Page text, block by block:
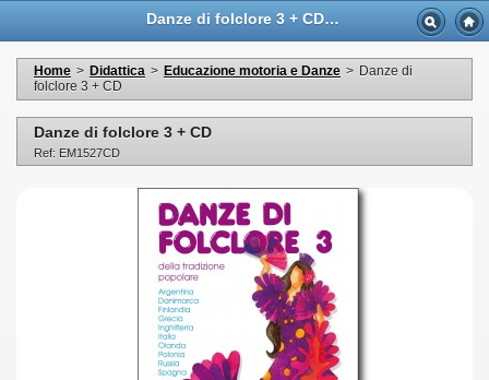
Danze di folclore 3 + CD - Casa Musicale Eco
Home > Didattica > Educazione motoria e Danze > Danze di
folclore 3 + CD
Danze di folclore 3 + CD
Ref: EM1527CD